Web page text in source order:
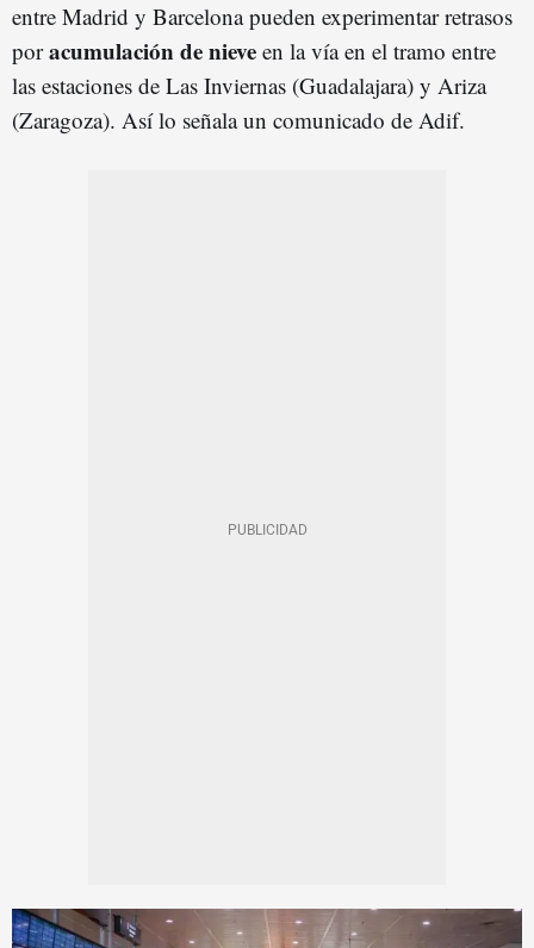
entre Madrid y Barcelona pueden experimentar retrasos
poracumulación de nieve en la vía en el tramo entre
las estaciones de Las Inviernas (Guadalajara) y Ariza
(Zaragoza). Así lo señala un comunicado de Adif.